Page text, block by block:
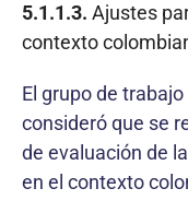
5.1.1.3. Ajustes
contexto
El grupo de
consideró que se
de evaluación de
en el contexto